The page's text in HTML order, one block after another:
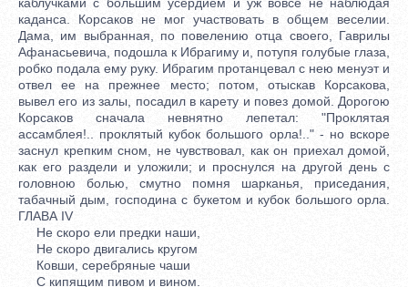
каданса. Корсаков не мог участвовать в общем веселии.
Дама, им выбранная, по повелению отца своего, Гаврилы
Афанасьевича, подошла к Ибрагиму и, потупя голубые глаза,
робко подала ему руку. Ибрагим протанцевал с нею менуэт и
отвел ее на прежнее место; потом, отыскав Корсакова,
вывел его из залы, посадил в карету и повез домой. Дорогою
Корсаков сначала невнятно лепетал: "Проклятая
ассамблея!.. проклятый кубок большого орла!.." - но вскоре
заснул крепким сном, не чувствовал, как он приехал домой,
как его раздели и уложили; и проснулся на другой день с
головною болью, смутно помня шарканья, приседания,
табачный дым, господина с букетом и кубок большого орла.
ГЛАВА IV
Не скоро ели предки наши,
Не скоро двигались кругом
Ковши, серебряные чаши
С кипящим пивом и вином.